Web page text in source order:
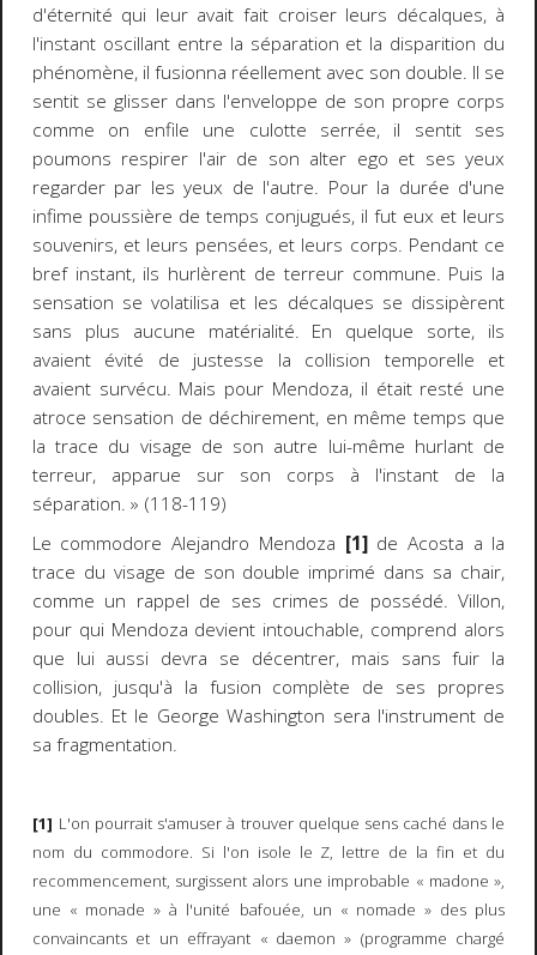
d'éternité qui leur avait fait croiser leurs décalques, à
l'instant oscillant entre la séparation et la disparition du
phénomène, il fusionna réellement avec son double. Il se
sentit se glisser dans l'enveloppe de son propre corps
comme on enfile une culotte serrée, il sentit ses
poumons respirer l'air de son alter ego et ses yeux
regarder par les yeux de l'autre. Pour la durée d'une
infime poussière de temps conjugués, il fut eux et leurs
souvenirs, et leurs pensées, et leurs corps. Pendant ce
bref instant, ils hurlèrent de terreur commune. Puis la
sensation se volatilisa et les décalques se dissipèrent
sans plus aucune matérialité. En quelque sorte, ils
avaient évité de justesse la collision temporelle et
avaient survécu. Mais pour Mendoza, il était resté une
atroce sensation de déchirement, en même temps que
latrace du visage de son autre lui-même hurlant de
terreur, apparue sur son corps à l'instant de la
séparation. » (118-119)
Le commodore Alejandro Mendoza [1]de Acosta a la
trace du visage de son double imprimé dans sa chair,
comme un rappel de ses crimes de possédé. Villon,
pour qui Mendoza devient intouchable, comprend alors
que lui aussi devra se décentrer, mais sans fuir la
collision, jusqu'à la fusion complète de ses propres
doubles. Et le George Washington sera l'instrument de
sa fragmentation.
[1] L'on pourrait s'amuser à trouver quelque sens caché dans le
nom du commodore. Si l'on isole le Z, lettre de la fin et du
recommencement, surgissent alors une improbable « madone »,
une « monade » à l'unité bafouée, un « nomade » des plus
convaincants et un effrayant « daemon » (programme chargé